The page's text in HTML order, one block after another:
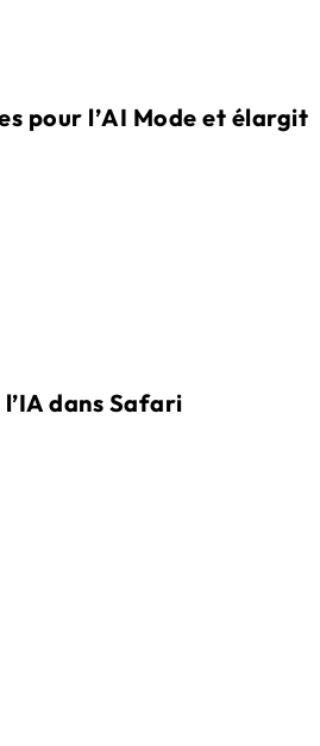
pour l’AI Mode et élargit
dans Safari